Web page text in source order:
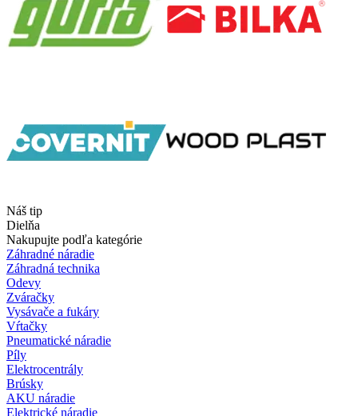
Náš tip
Dielňa
Nakupujte podľa kategórie
Záhradné náradie
Záhradná technika
Odevy
Zváračky
Vysávače a fukáry
Vŕtačky
Pneumatické náradie
Píly
Elektrocentrály
Brúsky
AKU náradie
Elektrické náradie